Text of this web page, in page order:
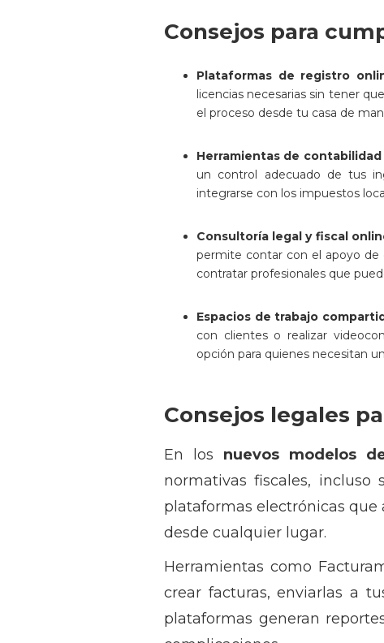
Consejos para
Plataformas de registro
licencias necesarias sin tener
el proceso desde tu casa de
Herramientas de
un control adecuado de tus
integrarse con los impuestos
Consultoría legal y fiscal
permite contar con el apoyo de
contratar profesionales que
Espacios de trabajo
con clientes o realizar
opción para quienes necesitan
Consejos legales
En los nuevos modelos
normativas fiscales,
plataformas electrónicas que
desde cualquier lugar.
Herramientas como
crear facturas, enviarlas a
plataformas generan